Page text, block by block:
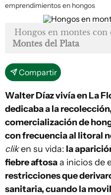
emprendimientos en hongos
Hongos en montes con
Montes del Plata
Compartir
Walter Díaz vivía en La
dedicaba a la
comercialización de
con frecuencia al litoral
cliken su vida: la
fiebre aftosaa inicios de
restricciones que
sanitaria, cuando la